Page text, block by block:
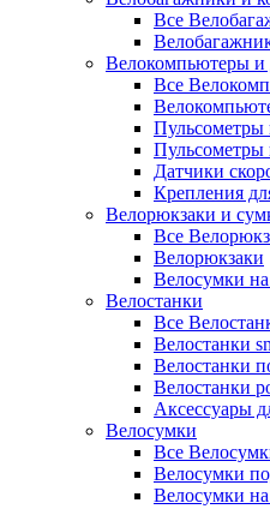
Все
Велокомпьютеры и
Все
Пульсометры
Пульсометры
Датчики
Крепления
Велорюкзаки и
Все
Велорюкзаки
Велосумки
Велостанки
Все
Велостанки
Велостанки
Велостанки
Аксессуары
Велосумки
Все
Велосумки
Велосумки